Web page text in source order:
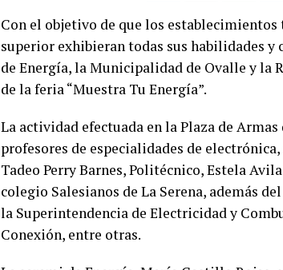
Con el objetivo de que los
superior exhibieran todas sus habilidades
de Energía, la Municipalidad de Ovalle y la
de la feria “Muestra Tu Energía”.
La actividad efectuada en la Plaza de
profesores de especialidades de
Tadeo Perry Barnes, Politécnico, Estela
colegio Salesianos de La Serena, además
la Superintendencia de Electricidad y
Conexión, entre otras.